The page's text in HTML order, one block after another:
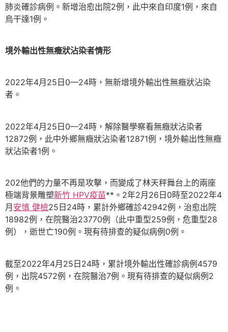
肺炎確診病例。新增治愈出院2例，此中來自印度1例，來自
烏干達1例。
境外輸出性無癥狀沾染者情形
2022年4月25日0—24時，無新增境外輸出性無癥狀沾染
者。
2022年4月25日0—24時，解除醫學察看無癥狀沾染者
12872例，此中外鄉無癥狀沾染者12871例，境外輸出性無癥
狀沾染者1例。
202他們的力量不再是攻擊，而變成了林天秤舞台上的兩座
極端背景雕塑新竹 HPV疫苗**。2年2月26日0時至2022年4
月 安慎 健檢25日24時，累計外鄉確診42942例，治愈出院
18982例，在院醫治23770例（此中重型259例，危重型28
例），逝世亡190例。現有待排查的疑似病例0例。
截至2022年4月25日24時，累計境外輸出性確診病例4579
例，出院4572例，在院醫治7例。現有待排查的疑似病例2
例。